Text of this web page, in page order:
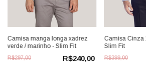
Camisa manga longa xadrez
verde / marinho - Slim Fit
R$240,00
R$297,00
Camisa Cinza
Slim Fit
R$399,00